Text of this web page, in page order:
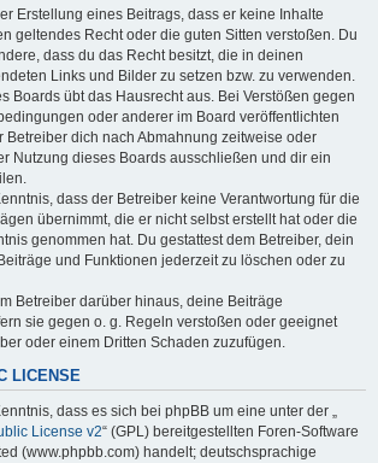
Erstellung eines Beitrags, dass er keine Inhalte
geltendes Recht oder die guten Sitten verstoßen. Du
dass du das Recht besitzt, die in deinen
Links und Bilder zu setzen bzw. zu verwenden.
Boards übt das Hausrecht aus. Bei Verstößen gegen
oder anderer im Board veröffentlichten
Betreiber dich nach Abmahnung zeitweise oder
Nutzung dieses Boards ausschließen und dir ein
dass der Betreiber keine Verantwortung für die
übernimmt, die er nicht selbst erstellt hat oder die
genommen hat. Du gestattest dem Betreiber, dein
und Funktionen jederzeit zu löschen oder zu
Betreiber darüber hinaus, deine Beiträge
sie gegen o. g. Regeln verstoßen oder geeignet
oder einem Dritten Schaden zuzufügen.
LICENSE
dass es sich bei phpBB um eine unter der „
License v2“ (GPL) bereitgestellten Foren-Software
(www.phpbb.com) handelt; deutschsprachige